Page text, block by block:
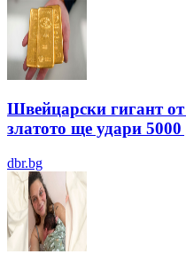
Швейцарски гигант
златото ще удари
dbr.bg